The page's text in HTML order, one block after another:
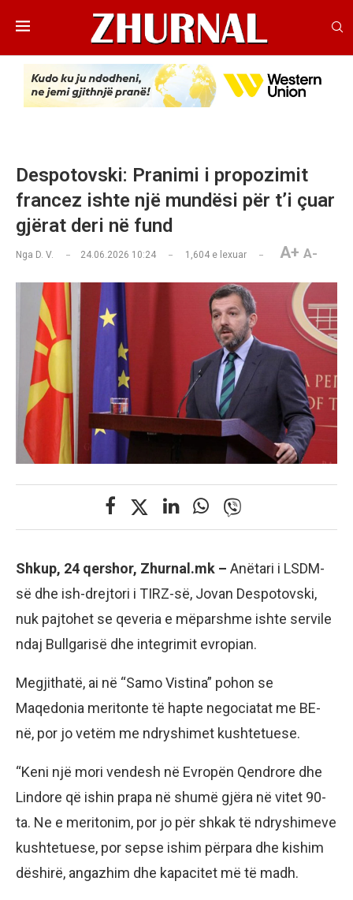
Despotovski: Pranimi i propozimit
francez ishte një mundësi për t’i çuar
gjërat deri në fund
Nga D. V. 24.06.2026 10:24 1,604 e lexuar A+ A-
Shkup, 24 qershor, Zhurnal.mk – Anëtari i LSDM-
së dhe ish-drejtori i TIRZ-së, Jovan Despotovski,
nuk pajtohet se qeveria e mëparshme ishte servile
ndaj Bullgarisë dhe integrimit evropian.
Megjithatë, ai në “Samo Vistina” pohon se
Maqedonia meritonte të hapte negociatat me BE-
në, por jo vetëm me ndryshimet kushtetuese.
“Keni një mori vendesh në Evropën Qendrore dhe
Lindore që ishin prapa në shumë gjëra në vitet 90-
ta. Ne e meritonim, por jo për shkak të ndryshimeve
kushtetuese, por sepse ishim përpara dhe kishim
dëshirë, angazhim dhe kapacitet më të madh.